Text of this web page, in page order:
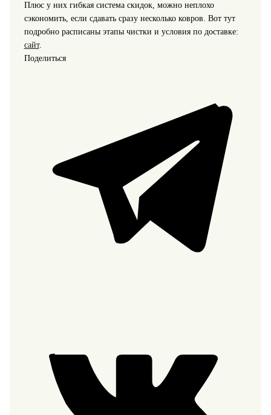
Плюс у них гибкая система скидок, можно неплохо
сэкономить, если сдавать сразу несколько ковров. Вот тут
подробно расписаны этапы чистки и условия по доставке:
сайт.
Поделиться